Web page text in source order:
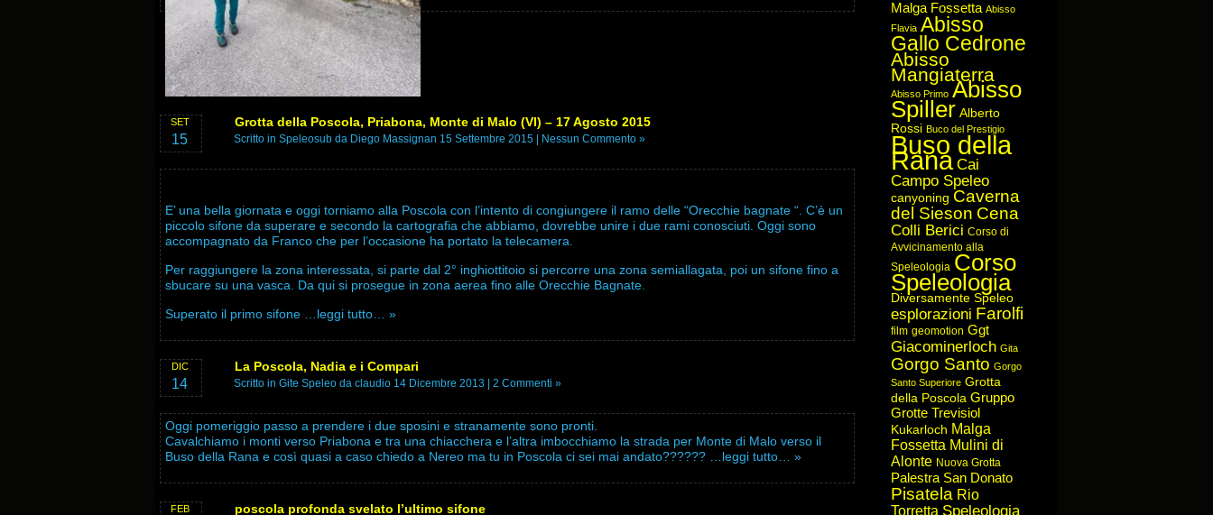
SET
15
Grotta della Poscola, Priabona, Monte di Malo (VI) – 17 Agosto 2015
Scritto in Speleosub da Diego Massignan 15 Settembre 2015 | Nessun Commento »
E’ una bella giornata e oggi torniamo alla Poscola con l’intento di congiungere il ramo delle “Orecchie bagnate “. C’è un
piccolo sifone da superare e secondo la cartografia che abbiamo, dovrebbe unire i due rami conosciuti. Oggi sono
accompagnato da Franco che per l’occasione ha portato la telecamera.
Per raggiungere la zona interessata, si parte dal 2° inghiottitoio si percorre una zona semiallagata, poi un sifone fino a
sbucare su una vasca. Da qui si prosegue in zona aerea fino alle Orecchie Bagnate.
Superato il primo sifone …leggi tutto… »
DIC
14
La Poscola, Nadia e i Compari
Scritto in Gite Speleo da claudio 14 Dicembre 2013 | 2 Commenti »
Oggi pomeriggio passo a prendere i due sposini e stranamente sono pronti.
Cavalchiamo i monti verso Priabona e tra una chiacchera e l’altra imbocchiamo la strada per Monte di Malo verso il
Buso della Rana e così quasi a caso chiedo a Nereo ma tu in Poscola ci sei mai andato?????? …leggi tutto… »
FEB poscola profonda svelato l’ultimo sifone
Malga Fossetta Abisso
Flavia Abisso
Gallo Cedrone
Abisso
Mangiaterra
Abisso Primo Abisso
Spiller Alberto
Rossi Buco del Prestigio
Buso della
Rana Cai
Campo Speleo
canyoning Caverna
del Sieson Cena
Colli Berici Corso di
Avvicinamento alla
Speleologia Corso
Speleologia
Diversamente Speleo
esplorazioni Farolfi
film geomotion Ggt
Giacominerloch Gita
Gorgo Santo Gorgo
Santo Superiore Grotta
della Poscola Gruppo
Grotte Trevisiol
Kukarloch Malga
Fossetta Mulini di
Alonte Nuova Grotta
Palestra San Donato
Pisatela Rio
Torretta Speleologia